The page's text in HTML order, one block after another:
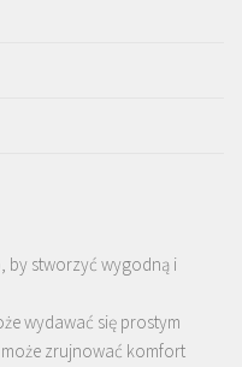
by stworzyć wygodną i
wydawać się prostym
zrujnować komfort